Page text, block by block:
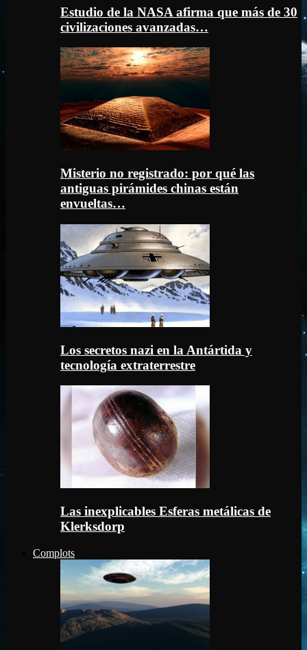
Estudio de la NASA afirma que más de 30
civilizaciones avanzadas…
Misterio no registrado: por qué las
antiguas pirámides chinas están
envueltas…
Los secretos nazi en la Antártida y
tecnología extraterrestre
Las inexplicables Esferas metálicas de
Klerksdorp
Complots